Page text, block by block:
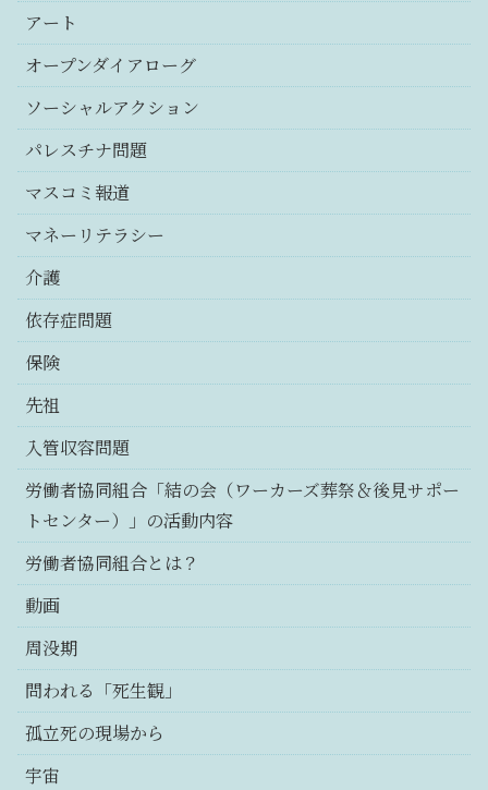
アート
オープンダイアローグ
ソーシャルアクション
パレスチナ問題
マスコミ報道
マネーリテラシー
介護
依存症問題
保険
先祖
入管収容問題
労働者協同組合「結の会（ワーカーズ葬祭＆後見サポー
トセンター）」の活動内容
労働者協同組合とは？
動画
周没期
問われる「死生観」
孤立死の現場から
宇宙